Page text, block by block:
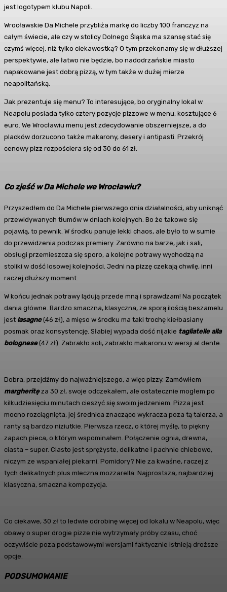
jest logotypem klubu Napoli.
Wrocławskie Da Michele przybliża markę do liczby 100 franczyz na
całym świecie, ale czy w stolicy Dolnego Śląska ma szansę stać się
czymś więcej, niż tylko ciekawostką? O tym przekonamy się w dłuższej
perspektywie, ale łatwo nie będzie, bo nadodrzańskie miasto
napakowane jest dobrą pizzą, w tym także w dużej mierze
neapolitańską.
Jak prezentuje się menu? To interesujące, bo oryginalny lokal w
Neapolu posiada tylko cztery pozycje pizzowe w menu, kosztujące 6
euro. We Wrocławiu menu jest zdecydowanie obszerniejsze, a do
placków dorzucono także makarony, desery i antipasti. Przekrój
cenowy pizz rozpościera się od 30 do 61 zł.
Co zjeść w Da Michele we Wrocławiu?
Przyszedłem do Da Michele pierwszego dnia działalności, aby uniknąć
przewidywanych tłumów w dniach kolejnych. Bo że takowe się
pojawią, to pewnik. W środku panuje lekki chaos, ale było to w sumie
do przewidzenia podczas premiery. Zarówno na barze, jak i sali,
obsługi przemieszcza się sporo, a kolejne potrawy wychodzą na
stoliki w dość losowej kolejności. Jedni na pizzę czekają chwilę, inni
raczej dłuższy moment.
W końcu jednak potrawy lądują przede mną i sprawdzam! Na początek
dania główne. Bardzo smaczna, klasyczna, ze sporą ilością beszamelu
jest lasagne(46 zł), a mięso w środku ma taki trochę kiełbasiany
posmak oraz konsystencję. Słabiej wypada dość nijakie tagliatelle alla
bolognese(47 zł). Zabrakło soli, zabrakło makaronu w wersji al dente.
Dobra, przejdźmy do najważniejszego, a więc pizzy. Zamówiłem
margheritę za 30 zł, swoje odczekałem, ale ostatecznie mogłem po
kilkudziesięciu minutach cieszyć się swoim jedzeniem. Pizza jest
mocno rozciągnięta, jej średnica znacząco wykracza poza tą talerza, a
ranty są bardzo niziutkie. Pierwsza rzecz, o której myślę, to piękny
zapach pieca, o którym wspominałem. Połączenie ognia, drewna,
ciasta – super. Ciasto jest sprężyste, delikatne i pachnie chlebowo,
niczym ze wspaniałej piekarni. Pomidory? Nie za kwaśne, raczej z
tych delikatnych plus mleczna mozzarella. Najprostsza, najbardziej
klasyczna, smaczna kompozycja.
Co ciekawe, 30 zł to ledwie odrobinę więcej od lokalu w Neapolu, więc
obawy o super drogie pizze nie wytrzymały próby czasu, choć
oczywiście poza podstawowymi wersjami faktycznie istnieją droższe
opcje.
PODSUMOWANIE